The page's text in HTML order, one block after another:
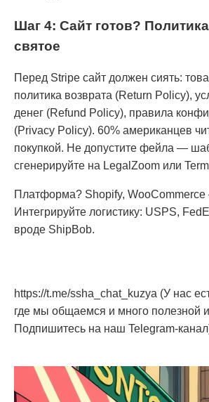
Шаг 4: Сайт готов?
святое
Перед Stripe сайт должен сиять:
политика возврата (Return Policy),
денег (Refund Policy), правила
(Privacy Policy). 60% американцев
покупкой. Не допустите фейла —
сгенерируйте на LegalZoom или
Платформа? Shopify,
Интегрируйте логистику: USPS,
вроде ShipBob.
https://t.me/ssha_chat_kuzya (У нас
где мы общаемся и много полезной
Подпишитесь на наш Telegram-